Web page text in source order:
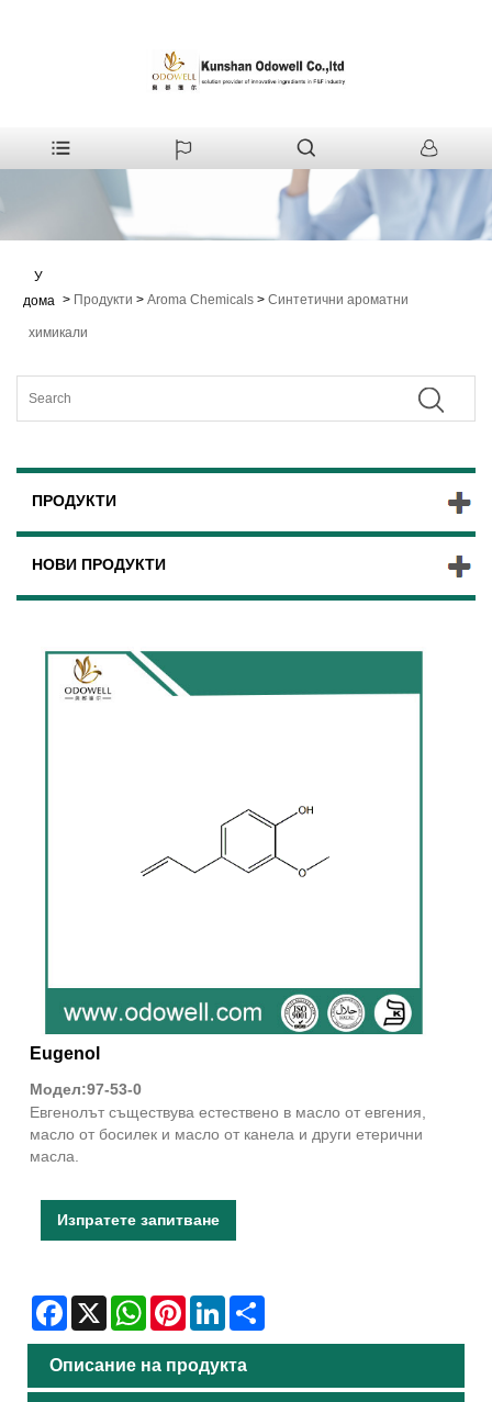
У
дома > Продукти > Aroma Chemicals > Синтетични ароматни
химикали
ПРОДУКТИ
НОВИ ПРОДУКТИ
Eugenol
Модел:97-53-0
Евгенолът съществува естествено в масло от евгения,
масло от босилек и масло от канела и други етерични
масла.
Изпратете запитване
Facebook
X WhatsAppPinterestLinkedIn
Описание на продукта